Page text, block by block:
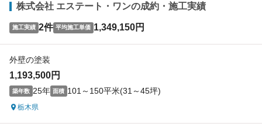
株式会社 エステート・ワンの成約・施工実績
施工実績 2件 平均施工単価 1,349,150円
外壁の塗装
1,193,500円
築年数 25年 面積 101～150平米(31～45坪)
栃木県